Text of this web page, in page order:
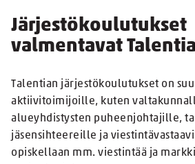
Järjestökoulutukset
valmentavat
Talentian järjestökoulutukset on
aktiivitoimijoille, kuten
alueyhdistysten puheenjohtajille,
jäsensihteereille ja
opiskellaan mm. viestintää ja